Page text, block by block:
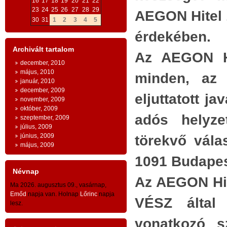
ESZMEI ALAPOK:
AZ INGYENESSÉG
- az emberi egzisztencia és a
gazdaság létfeltételeinek
ingyenessége
a természeti világ és az
emberi kultúra és civilizáció szintjein
- az ingyenesség
közösségijellege: az
emberiség
kapta az ingyen
adottságokat és adományokat -
- ingyenesség és tartozástudat -
TESTVÉRISÉG
1.
23 24 25 26 27 28 29
30 31 1 2 3 4 5
Archivált tartalom
december, 2010
május, 2010
január, 2010
december, 2009
november, 2009
október, 2009
szeptember, 2009
július, 2009
június, 2009
május, 2009
Névnap
Ma 2026. augusztus 09., vasárnap,
Emőd napja van. Holnap Lőrinc napja
lesz.
AEGON
érdekében.
Az AEGON
minden,
eljuttatott
adós
törekvő
1091
Az AEGON
VÉSZ által
vonatkozó